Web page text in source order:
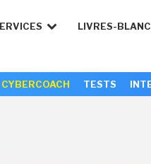
LIVRES-
CYBERCOACH TESTS